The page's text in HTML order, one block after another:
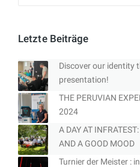
Letzte Beiträge
Discover our identity
presentation!
THE PERUVIAN
2024
A DAY AT
AND A GOOD MOOD
Turnier der Meister :